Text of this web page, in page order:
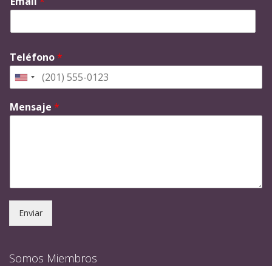
Teléfono*
Mensaje *
Enviar
Somos Miembros